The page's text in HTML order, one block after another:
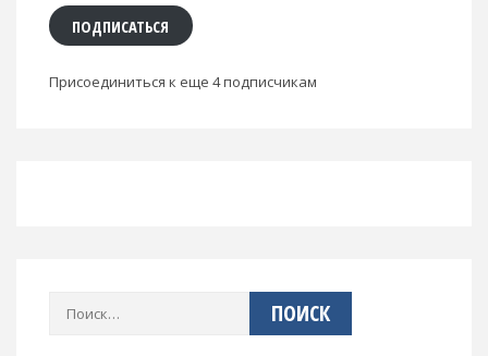
ПОДПИСАТЬСЯ
Присоединиться к еще 4 подписчикам
Найти: